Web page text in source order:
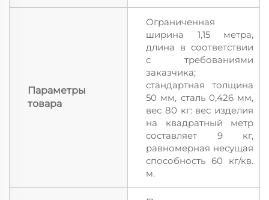
Параметры
товара
Ограниченная
ширина 1,15 метра,
длина в соответствии
с требованиями
заказчика;
стандартная толщина
50 мм, сталь 0,426 мм,
вес 80 кг: вес изделия
на квадратный метр
составляет 9 кг,
равномерная несущая
способность 60 кг/кв.
м.